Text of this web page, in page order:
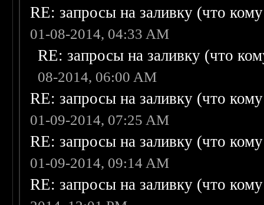
RE: запросы на заливку (что
01-08-2014, 04:33 AM
RE: запросы на заливку (что
08-2014, 06:00 AM
RE: запросы на заливку (что
01-09-2014, 07:25 AM
RE: запросы на заливку (что
01-09-2014, 09:14 AM
RE: запросы на заливку (что